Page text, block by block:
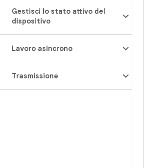
Gestisci lo stato attivo del
dispositivo
Lavoro asincrono
Trasmissione